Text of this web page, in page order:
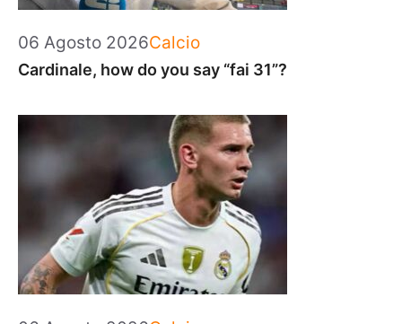
06 Agosto 2026Categorie
Calcio
Cardinale, how do you say “fai 31”?